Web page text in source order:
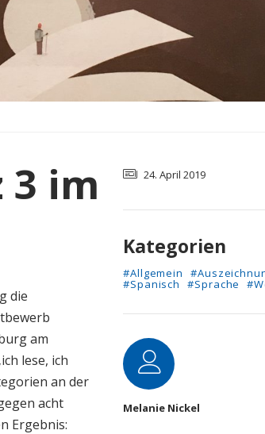
3 im
die
am
lese, ich
an der
acht
Ergebnis:
24. April 2019
Kategorien
#Allgemein
#Spanisch #Sprache
Autor
Melanie Nickel